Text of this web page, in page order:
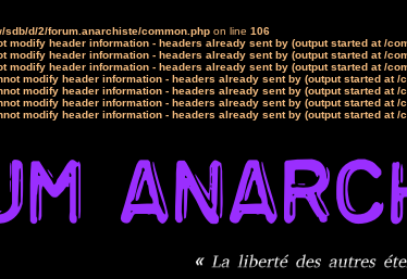
sdb/d/2/forum.anarchiste/common.php on line 106
modify header information - headers already sent by (output started at /
modify header information - headers already sent by (output started at /
modify header information - headers already sent by (output started at /
modify header information - headers already sent by (output started at /
modify header information - headers already sent by (output started at /
modify header information - headers already sent by (output started at /
modify header information - headers already sent by (output started at /